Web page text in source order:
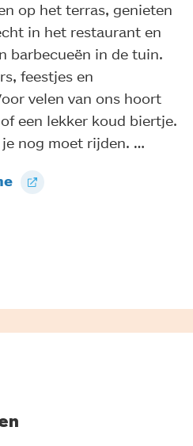
op het terras, genieten
in het restaurant en
barbecueën in de tuin.
feestjes en
velen van ons hoort
een lekker koud biertje.
nog moet rijden. …